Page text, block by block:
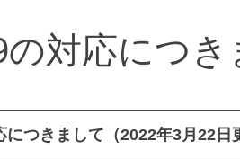
対応につき
つきまして（2022年3月22日